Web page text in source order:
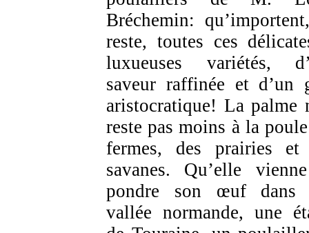
Bréchemin:
reste, toutes ces
luxueuses variétés,
saveur raffinée et d’un
aristocratique! La palme
reste pas moins à la
fermes, des prairies et
savanes. Qu’elle
pondre son œuf dans
vallée normande, une